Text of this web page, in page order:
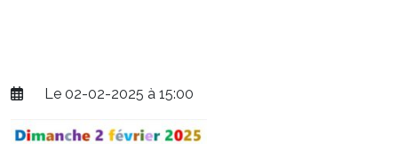
Le 02-02-2025 à 15:00